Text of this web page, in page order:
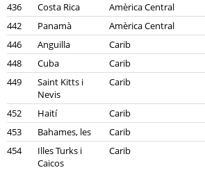
436
Costa Rica Amèrica Central
442
Panamà Amèrica Central
446
Anguilla Carib
448
Cuba Carib
449
Saint Kitts i
Nevis
Carib
452 Haití Carib
453
Bahames, les Carib
454
Illes Turks i
Caicos
Carib